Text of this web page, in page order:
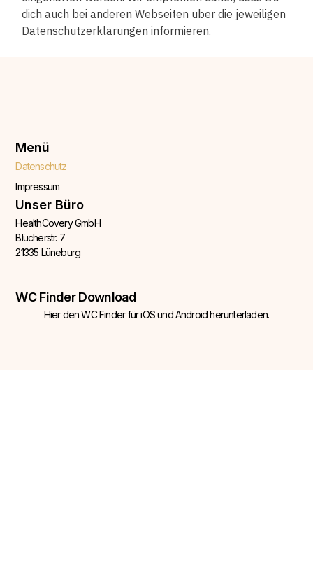
dich auch bei anderen Webseiten über die jeweiligen
Datenschutzerklärungen informieren.
Menü
Datenschutz
Impressum
Unser Büro
HealthCovery GmbH
Blücherstr. 7
21335 Lüneburg
WC Finder Download
Hier den WC Finderfür iOS und Android herunterladen.